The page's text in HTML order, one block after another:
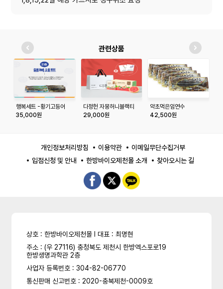
관련상품
행복세트 -황기고등어
250g*2/약초임연수
280g*2
35,000원
다정헌 자몽허니블랙티
선물세트
29,000원
약초먹은임연수
(280g*5팩)
42,500원
개인정보처리방침 이용약관
이메일무단수집거부
입점신청 및 안내
한방바이오제천몰 소개 찾아오시는 길
상호 : 한방바이오제천몰 l 대표 : 최명현
주소 : (우 27116) 충청북도 제천시 한방엑스포로19
한방생명과학관 2층
사업자 등록번호 : 304-82-06770
통신판매 신고번호 : 2020-충북제천-0009호